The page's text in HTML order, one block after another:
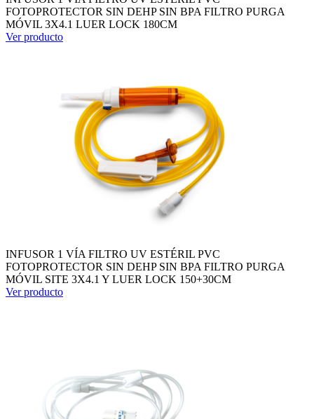
FOTOPROTECTOR SIN DEHP SIN BPA FILTRO PURGA
MÓVIL 3X4.1 LUER LOCK 180CM
Ver producto
INFUSOR 1 VÍA FILTRO UV ESTÉRIL PVC
FOTOPROTECTOR SIN DEHP SIN BPA FILTRO PURGA
MÓVIL SITE 3X4.1 Y LUER LOCK 150+30CM
Ver producto